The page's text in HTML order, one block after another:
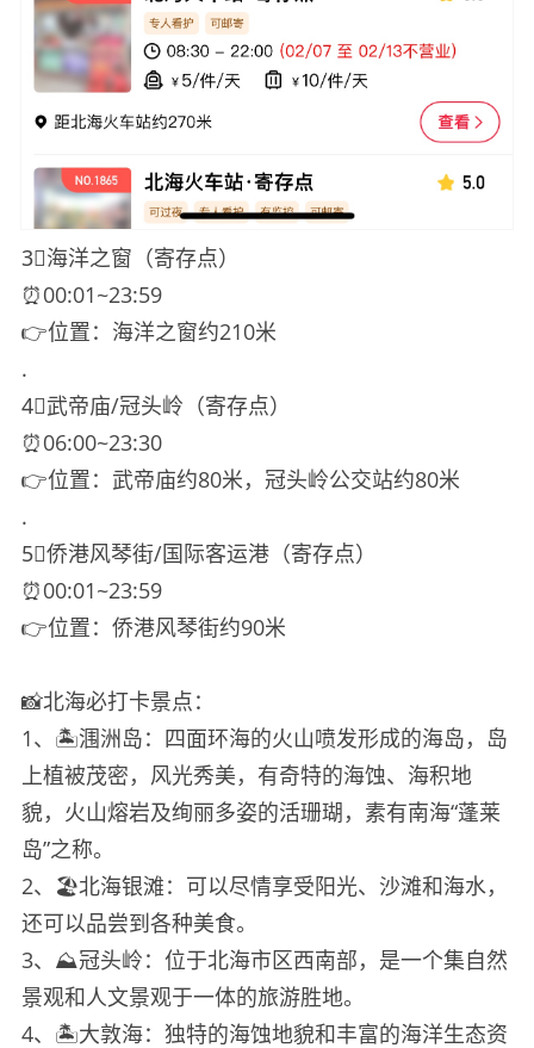
3⃣️海洋之窗（寄存点）
⏰00:01~23:59
👉位置：海洋之窗约210米
.
4⃣️武帝庙/冠头岭（寄存点）
⏰06:00~23:30
👉位置：武帝庙约80米，冠头岭公交站约80米
.
5⃣️侨港风琴街/国际客运港（寄存点）
⏰00:01~23:59
👉位置：侨港风琴街约90米
📸北海必打卡景点：
1、🏝️涠洲岛：四面环海的火山喷发形成的海岛，岛
上植被茂密，风光秀美，有奇特的海蚀、海积地
貌，火山熔岩及绚丽多姿的活珊瑚，素有南海“蓬莱
岛”之称。
2、🏖️北海银滩：可以尽情享受阳光、沙滩和海水，
还可以品尝到各种美食。
3、⛰冠头岭：位于北海市区西南部，是一个集自然
景观和人文景观于一体的旅游胜地。
4、🏝️大敦海：独特的海蚀地貌和丰富的海洋生态资